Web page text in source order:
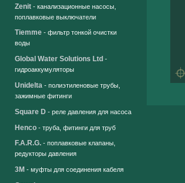
Zenit - канализационные насосы,
поплавковые выключатели
Tiemme - фильтр тонкой очистки
воды
Global Water Solutions Ltd -
гидроаккумуляторы
Unidelta - полиэтиленовые трубы,
зажимные фитинги
Square D - реле давления для насоса
Henco - труба, фитинги для труб
F.A.R.G. - поплавковые клапаны,
редукторы давления
3M - муфты для соединения кабеля